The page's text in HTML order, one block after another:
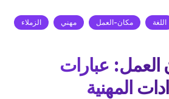
اللغة مكان-العمل مهني
الزملاء
عبارات
المهنية